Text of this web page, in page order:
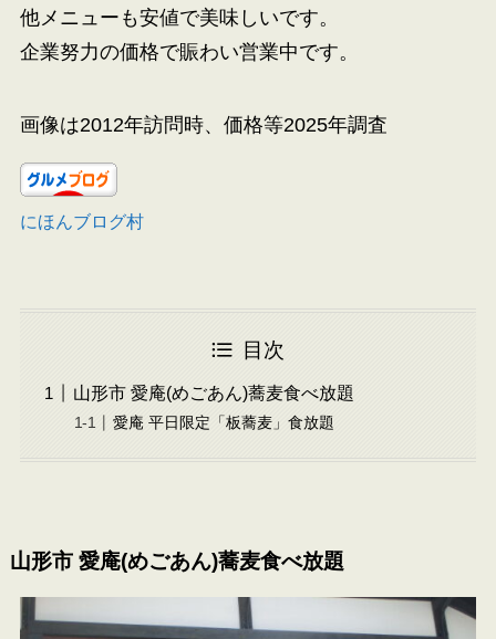
他メニューも安値で美味しいです。
企業努力の価格で賑わい営業中です。
画像は2012年訪問時、価格等2025年調査
にほんブログ村
目次
山形市 愛庵(めごあん)蕎麦食べ放題
愛庵 平日限定「板蕎麦」食放題
山形市 愛庵(めごあん)蕎麦食べ放題